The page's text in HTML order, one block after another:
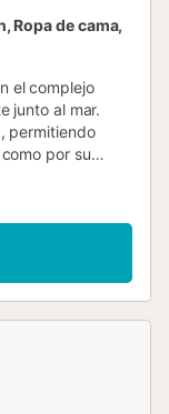
Ropa de cama,
el complejo
junto al mar.
permitiendo
por su
todo el año. La
salida directa a
un espacio
libre en un